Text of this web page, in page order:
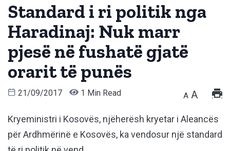
Standard i ri politik nga
Haradinaj: Nuk marr
pjesë në fushatë gjatë
orarit të punës
21/09/2017 1 Min Read A A
Kryeministri i Kosovës, njëherësh kryetar i Aleancës
për Ardhmërinë e Kosovës, ka vendosur një standard